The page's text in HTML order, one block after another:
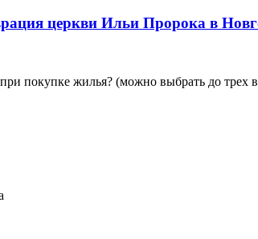
церкви Ильи Пророка в
покупке жилья? (можно выбрать до трех